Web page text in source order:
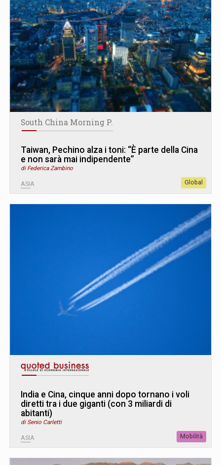
South China Morning P.
Taiwan, Pechino alza i toni: “È parte della Cina
e non sarà mai indipendente”
di Federica Zambino
ASIA Global
India e Cina, cinque anni dopo tornano i voli
diretti tra i due giganti (con 3 miliardi di
abitanti)
di Senio Carletti
ASIA Mobilità